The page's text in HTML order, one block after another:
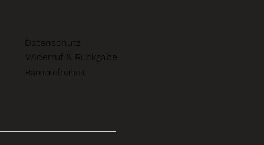
Datenschutz
Widerruf & Rückgabe
Barrierefreiheit